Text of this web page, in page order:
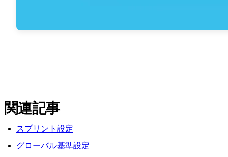
関連記事
スプリント設定
グローバル基準設定